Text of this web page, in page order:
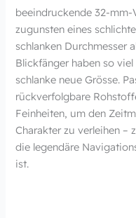
beeindruckende 32-mm-
zugunsten eines
schlanken Durchmesser
Blickfänger haben so
schlanke neue Grösse.
rückverfolgbare
Feinheiten, um den
Charakter zu verleihen –
die legendäre
ist.